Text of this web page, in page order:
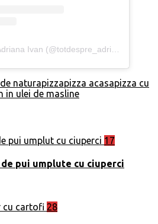
A post shared by Adriana Ivan (@totdespre_adriana)
naturapizzapizza acasapizza cu
in ulei de masline
17
pui umplute cu ciuperci
28